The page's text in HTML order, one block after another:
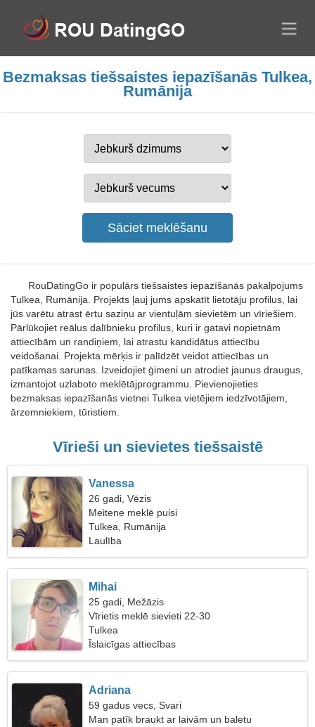
Bezmaksas tiešsaistes iepazīšanās Tulkea,
Rumānija
RouDatingGo ir populārs tiešsaistes iepazīšanās pakalpojums
Tulkea, Rumānija. Projekts ļauj jums apskatīt lietotāju profilus, lai
jūs varētu atrast ērtu saziņu ar vientuļām sievietēm un vīriešiem.
Pārlūkojiet reālus dalībnieku profilus, kuri ir gatavi nopietnām
attiecībām un randiņiem, lai atrastu kandidātus attiecību
veidošanai. Projekta mērķis ir palīdzēt veidot attiecības un
patīkamas sarunas. Izveidojiet ģimeni un atrodiet jaunus draugus,
izmantojot uzlaboto meklētājprogrammu. Pievienojieties
bezmaksas iepazīšanās vietnei Tulkea vietējiem iedzīvotājiem,
ārzemniekiem, tūristiem.
Vīrieši un sievietes tiešsaistē
Vanessa
26 gadi, Vēzis
Meitene meklē puisi
Tulkea, Rumānija
Laulība
Mihai
25 gadi, Mežāzis
Vīrietis meklē sievieti 22-30
Tulkea
Īslaicīgas attiecības
Adriana
59 gadus vecs, Svari
Man patīk braukt ar laivām un baletu